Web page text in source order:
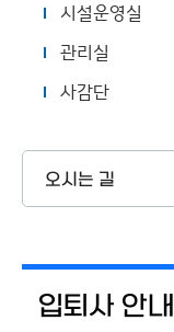
시설운영실
관리실
사감단
오시는 길
입퇴사 안내